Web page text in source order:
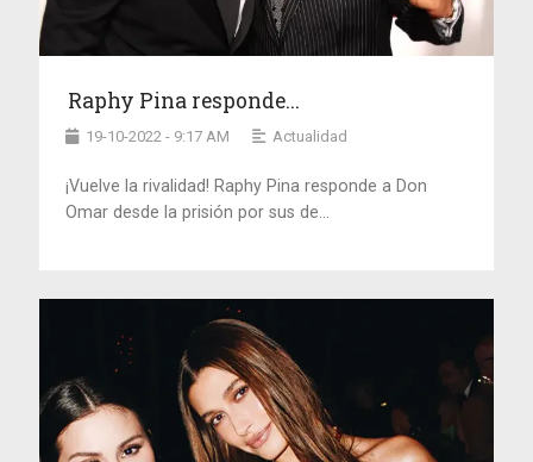
Raphy Pina responde...
19-10-2022 - 9:17 AM Actualidad
¡Vuelve la rivalidad! Raphy Pina responde a Don
Omar desde la prisión por sus de...